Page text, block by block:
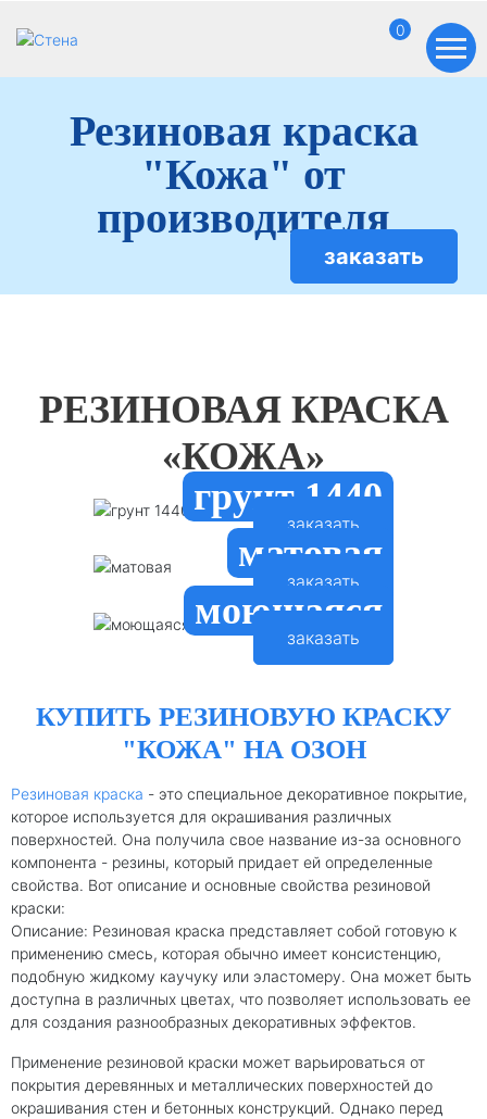
0
Резиновая краска
"Кожа" от
производителя
заказать
РЕЗИНОВАЯ КРАСКА
«КОЖА»
грунт 1440
заказать
матовая
заказать
моющаяся
заказать
КУПИТЬ РЕЗИНОВУЮ КРАСКУ
"КОЖА" НА ОЗОН
Резиновая краска - это специальное декоративное покрытие,
которое используется для окрашивания различных
поверхностей. Она получила свое название из-за основного
компонента - резины, который придает ей определенные
свойства. Вот описание и основные свойства резиновой
краски:
Описание: Резиновая краска представляет собой готовую к
применению смесь, которая обычно имеет консистенцию,
подобную жидкому каучуку или эластомеру. Она может быть
доступна в различных цветах, что позволяет использовать ее
для создания разнообразных декоративных эффектов.
Применение резиновой краски может варьироваться от
покрытия деревянных и металлических поверхностей до
окрашивания стен и бетонных конструкций. Однако перед